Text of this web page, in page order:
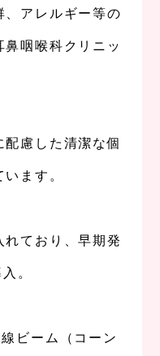
、アレルギー等の
咽喉科クリニッ
配慮した清潔な個
ます。
れており、早期発
。
ビーム（コーン